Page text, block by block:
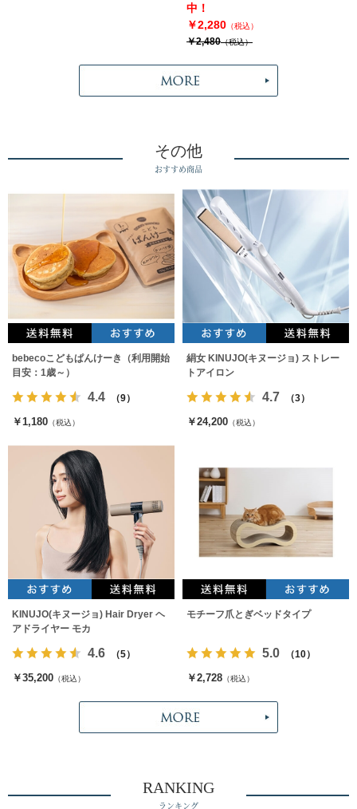
中！
￥2,280 （税込）
￥2,480（税込）
その他
おすすめ商品
bebecoこどもぱんけーき（利用開始
目安：1歳～）
4.4 （9）
￥1,180 （税込）
絹女 KINUJO(キヌージョ) ストレー
トアイロン
4.7 （3）
￥24,200 （税込）
KINUJO(キヌージョ) Hair Dryer ヘ
アドライヤー モカ
4.6 （5）
￥35,200 （税込）
モチーフ爪とぎベッドタイプ
5.0 （10）
￥2,728 （税込）
RANKING
ランキング